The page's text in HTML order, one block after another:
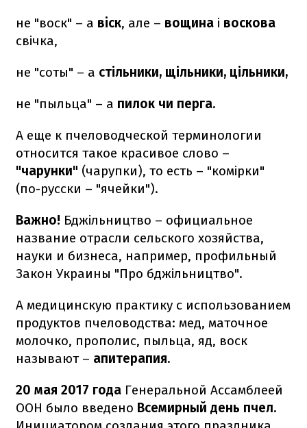
не "воск" – а віск, але – вощина і воскова
свічка,
не "соты" – а стільники, щільники, цільники,
не "пыльца" – а пилок чи перга.
А еще к пчеловодческой терминологии
относится такое красивое слово –
"чарунки" (чарупки), то есть – "комірки"
(по-русски – "ячейки").
Важно! Бджільництво – официальное
название отрасли сельского хозяйства,
науки и бизнеса, например, профильный
Закон Украины "Про бджільництво".
А медицинскую практику с использованием
продуктов пчеловодства: мед, маточное
молочко, прополис, пыльца, яд, воск
называют – апитерапия.
20 мая 2017 года Генеральной Ассамблеей
ООН было введено Всемирный день пчел.